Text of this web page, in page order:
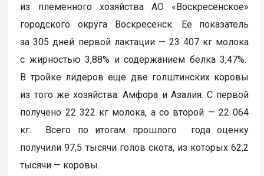
из племенного хозяйства АО «Воскресенское»
городского округа Воскресенск. Ее показатель
за 305 дней первой лактации — 23 407 кг молока
с жирностью 3,88% и содержанием белка 3,47%.
В тройке лидеров еще две голштинских коровы
из того же хозяйства: Амфора и Азалия. С первой
получено 22 322 кг молока, а со второй — 22 064
кг. Всего по итогам прошлого года оценку
получили 97,5 тысячи голов скота, из которых 62,2
тысячи — коровы.